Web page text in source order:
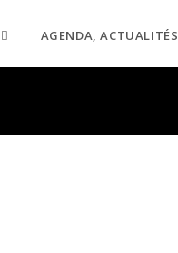
AGENDA, ACTUALITÉS